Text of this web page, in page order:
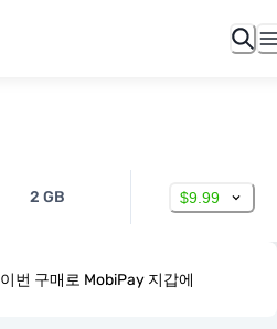
2 GB $9.99
이번 구매로 MobiPay 지갑에